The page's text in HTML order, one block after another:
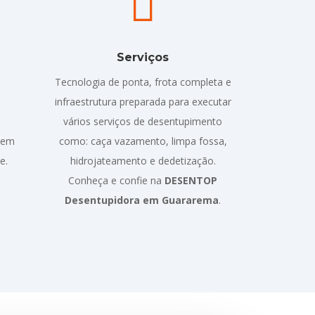
Serviços
Tecnologia de ponta, frota completa e
infraestrutura preparada para executar
vários serviços de desentupimento
como: caça vazamento, limpa fossa,
hidrojateamento e dedetização.
Conheça e confie na DESENTOP
Desentupidora em Guararema.